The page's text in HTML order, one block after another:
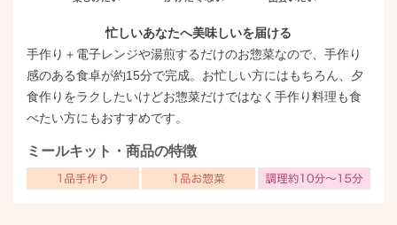
忙しいあなたへ美味しいを届ける
手作り＋電子レンジや湯煎するだけのお惣菜なので、手作り
感のある食卓が約15分で完成。お忙しい方にはもちろん、夕
食作りをラクしたいけどお惣菜だけではなく手作り料理も食
べたい方にもおすすめです。
ミールキット・商品の特徴